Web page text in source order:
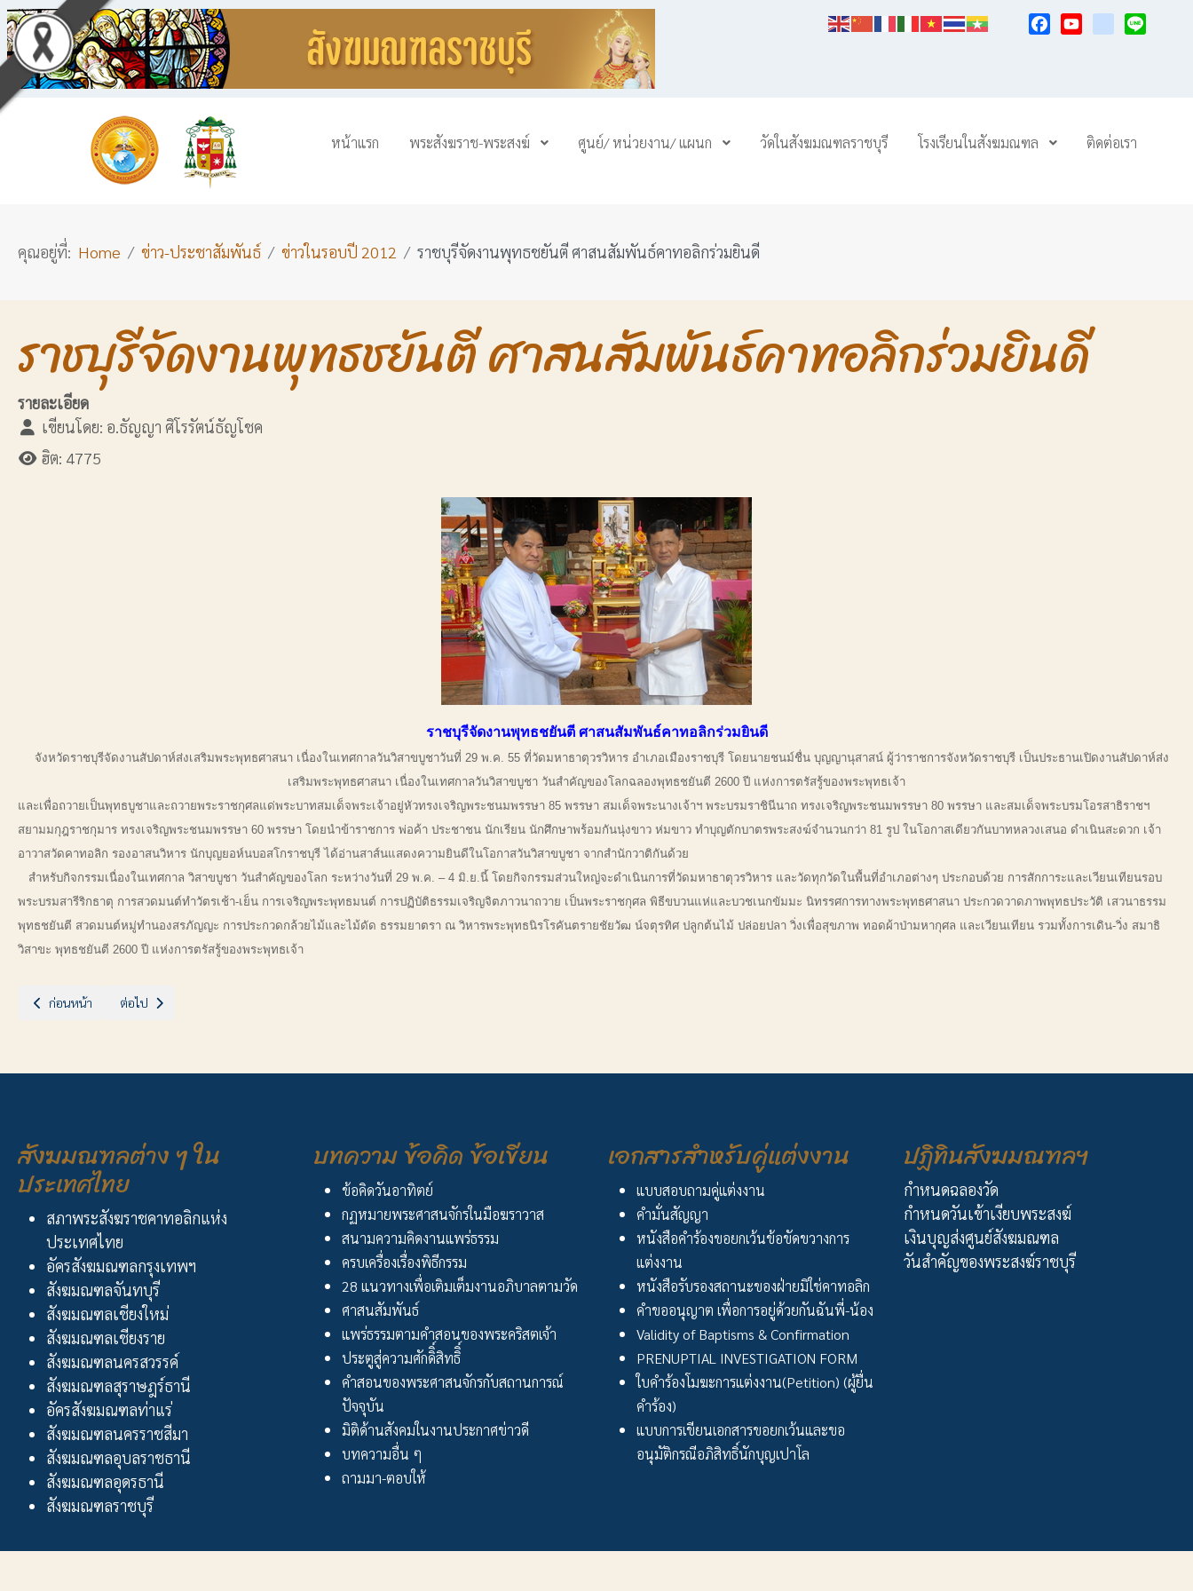
หน้าแรก พระสังฆราช-พระสงฆ์ ศูนย์/ หน่วยงาน/ แผนก วัดในสังฆมณฑลราชบุรี โรงเรียนในสังฆมณฑล ติดต่อเรา
คุณอยู่ที่: Home ข่าว-ประชาสัมพันธ์ ข่าวในรอบปี 2012 ราชบุรีจัดงานพุทธชยันตี ศาสนสัมพันธ์คาทอลิกร่วมยินดี
ราชบุรีจัดงานพุทธชยันตี ศาสนสัมพันธ์คาทอลิกร่วมยินดี
รายละเอียด
เขียนโดย: อ.ธัญญา ศิโรรัตน์ธัญโชค
ฮิต: 4775
ราชบุรีจัดงานพุทธชยันตี ศาสนสัมพันธ์คาทอลิกร่วมยินดี
จังหวัดราชบุรีจัดงานสัปดาห์ส่งเสริมพระพุทธศาสนา เนื่องในเทศกาลวันวิสาขบูชาวันที่ 29 พ.ค. 55 ที่วัดมหาธาตุวรวิหาร อำเภอเมืองราชบุรี โดยนายชนม์ชื่น บุญญานุสาสน์ ผู้ว่าราชการจังหวัดราชบุรี เป็นประธานเปิดงานสัปดาห์ส่ง
เสริมพระพุทธศาสนา เนื่องในเทศกาลวันวิสาขบูชา วันสำคัญของโลกฉลองพุทธชยันตี 2600 ปี แห่งการตรัสรู้ของพระพุทธเจ้า
และเพื่อถวายเป็นพุทธบูชาและถวายพระราชกุศลแด่พระบาทสมเด็จพระเจ้าอยู่หัวทรงเจริญพระชนมพรรษา 85 พรรษา สมเด็จพระนางเจ้าฯ พระบรมราชินีนาถ ทรงเจริญพระชนมพรรษา 80 พรรษา และสมเด็จพระบรมโอรสาธิราชฯ
สยามมกุฎราชกุมาร ทรงเจริญพระชนมพรรษา 60 พรรษา โดยนำข้าราชการ พ่อค้า ประชาชน นักเรียน นักศึกษาพร้อมกันนุ่งขาว ห่มขาว ทำบุญตักบาตรพระสงฆ์จำนวนกว่า 81 รูป ในโอกาสเดียวกันบาทหลวงเสนอ ดำเนินสะดวก เจ้า
อาวาสวัดคาทอลิก รองอาสนวิหาร นักบุญยอห์นบอสโกราชบุรี ได้อ่านสาส์นแสดงความยินดีในโอกาสวันวิสาขบูชา จากสำนักวาติกันด้วย
สำหรับกิจกรรมเนื่องในเทศกาล วิสาขบูชา วันสำคัญของโลก ระหว่างวันที่ 29 พ.ค. – 4 มิ.ย.นี้ โดยกิจกรรมส่วนใหญ่จะดำเนินการที่วัดมหาธาตุวรวิหาร และวัดทุกวัดในพื้นที่อำเภอต่างๆ ประกอบด้วย การสักการะและเวียนเทียนรอบ
พระบรมสารีริกธาตุ การสวดมนต์ทำวัตรเช้า-เย็น การเจริญพระพุทธมนต์ การปฏิบัติธรรมเจริญจิตภาวนาถวาย เป็นพระราชกุศล พิธีขบวนแห่และบวชเนกขัมมะ นิทรรศการทางพระพุทธศาสนา ประกวดวาดภาพพุทธประวัติ เสวนาธรรม
พุทธชยันตี สวดมนต์หมู่ทำนองสรภัญญะ การประกวดกล้วยไม้และไม้ดัด ธรรมยาตรา ณ วิหารพระพุทธนิรโรคันตรายชัยวัฒ น์จตุรทิศ ปลูกต้นไม้ ปล่อยปลา วิ่งเพื่อสุขภาพ ทอดผ้าป่ามหากุศล และเวียนเทียน รวมทั้งการเดิน-วิ่ง สมาธิ
วิสาขะ พุทธชยันตี 2600 ปี แห่งการตรัสรู้ของพระพุทธเจ้า
เนื้อหาก่อนหน้า: สัมมนาพระสงฆ์ 6 สังฆมณฑล
ก่อนหน้า เนื้อหาถัดไป: ฉลองวัดพระเมตตา ไทรงาม จ.ราชบุรี
ต่อไป
สังฆมณฑลต่าง ๆ ใน
ประเทศไทย
สภาพระสังฆราชคาทอลิกแห่ง
ประเทศไทย
อัครสังฆมณฑลกรุงเทพฯ
สังฆมณฑลจันทบุรี
สังฆมณฑลเชียงใหม่
สังฆมณฑลเชียงราย
สังฆมณฑลนครสวรรค์
สังฆมณฑลสุราษฎร์ธานี
อัครสังฆมณฑลท่าแร่
สังฆมณฑลนครราชสีมา
สังฆมณฑลอุบลราชธานี
สังฆมณฑลอุดรธานี
สังฆมณฑลราชบุรี
บทความ ข้อคิด ข้อเขียน
ข้อคิดวันอาทิตย์
กฏหมายพระศาสนจักรในมือฆราวาส
สนามความคิดงานแพร่ธรรม
ครบเครื่องเรื่องพิธีกรรม
28 แนวทางเพื่อเติมเต็มงานอภิบาลตามวัด
ศาสนสัมพันธ์
แพร่ธรรมตามคำสอนของพระคริสตเจ้า
ประตูสู่ความศักดิิ์สิทธิิ์
คำสอนของพระศาสนจักรกับสถานการณ์
ปัจจุบัน
มิติด้านสังคมในงานประกาศข่าวดี
บทความอื่น ๆ
ถามมา-ตอบให้
เอกสารสำหรับคู่แต่งงาน
แบบสอบถามคู่แต่งงาน
คำมั่นสัญญา
หนังสือคำร้องขอยกเว้นข้อขัดขวางการ
แต่งงาน
หนังสือรับรองสถานะของฝ่ายมิใช่คาทอลิก
คำขออนุญาต เพื่อการอยู่ด้วยกันฉันพี่-น้อง
Validity of Baptisms & Confirmation
PRENUPTIAL INVESTIGATION FORM
ใบคำร้องโมฆะการแต่งงาน(Petition) (ผู้ยื่น
คำร้อง)
แบบการเขียนเอกสารขอยกเว้นและขอ
อนุมัติกรณีอภิสิทธิ์นักบุญเปาโล
ปฏิทินสังฆมณฑลฯ
กำหนดฉลองวัด
กำหนดวันเข้าเงียบพระสงฆ์
เงินบุญส่งศูนย์สังฆมณฑล
วันสำคัญของพระสงฆ์ราชบุรี